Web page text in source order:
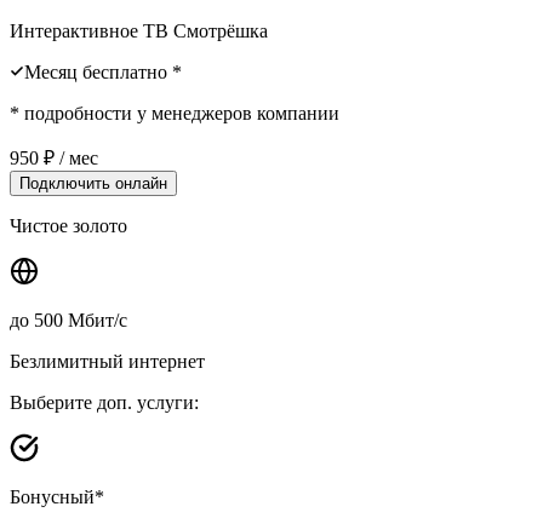
Интерактивное ТВ Смотрёшка
Месяц бесплатно *
* подробности у менеджеров компании
950 ₽ / мес
Подключить онлайн
Чистое золото
до 500 Мбит/с
Безлимитный интернет
Выберите доп. услуги:
Бонусный*